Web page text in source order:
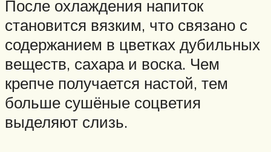
После охлаждения напиток
становится вязким, что связано с
содержанием в цветках дубильных
веществ, сахара и воска. Чем
крепче получается настой, тем
больше сушёные соцветия
выделяют слизь.